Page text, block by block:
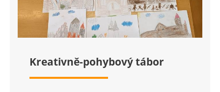
Kreativně-pohybový tábor